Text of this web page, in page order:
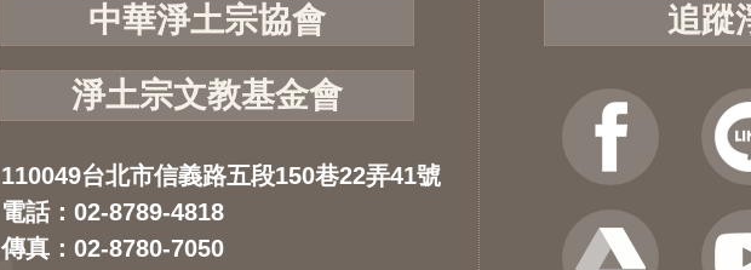
中華淨土宗協會
淨土宗文教基金會
110049台北市信義路五段150巷22弄41號
電話：02-8789-4818
傳真：02-8780-7050
追蹤